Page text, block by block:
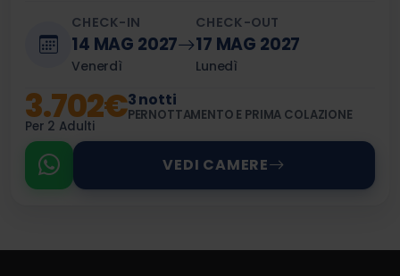
CHECK-IN
14 MAG 2027
Venerdì
CHECK-OUT
17 MAG 2027
Lunedì
3.702€3 notti
PERNOTTAMENTO E PRIMA COLAZIONE
Per 2 Adulti
VEDI CAMERE